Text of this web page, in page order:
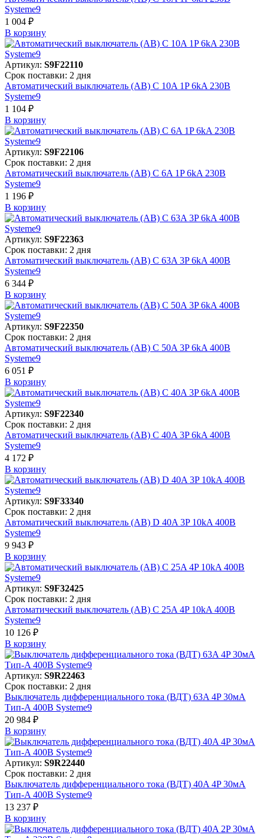
Systeme9
1 004 ₽
В корзинy
Артикул: S9F22110
Срок поставки: 2 дня
Автоматический выключатель (АВ) C 10A 1P 6kA 230В
Systeme9
1 104 ₽
В корзинy
Артикул: S9F22106
Срок поставки: 2 дня
Автоматический выключатель (АВ) C 6A 1P 6kA 230В
Systeme9
1 196 ₽
В корзинy
Артикул: S9F22363
Срок поставки: 2 дня
Автоматический выключатель (АВ) C 63A 3P 6kA 400В
Systeme9
6 344 ₽
В корзинy
Артикул: S9F22350
Срок поставки: 2 дня
Автоматический выключатель (АВ) C 50A 3P 6kA 400В
Systeme9
6 051 ₽
В корзинy
Артикул: S9F22340
Срок поставки: 2 дня
Автоматический выключатель (АВ) C 40A 3P 6kA 400В
Systeme9
4 172 ₽
В корзинy
Артикул: S9F33340
Срок поставки: 2 дня
Автоматический выключатель (АВ) D 40A 3P 10kA 400В
Systeme9
9 943 ₽
В корзинy
Артикул: S9F32425
Срок поставки: 2 дня
Автоматический выключатель (АВ) C 25A 4P 10kA 400В
Systeme9
10 126 ₽
В корзинy
Артикул: S9R22463
Срок поставки: 2 дня
Выключатель дифференциального тока (ВДТ) 63A 4P 30мА
Тип-A 400В Systeme9
20 984 ₽
В корзинy
Артикул: S9R22440
Срок поставки: 2 дня
Выключатель дифференциального тока (ВДТ) 40A 4P 30мА
Тип-A 400В Systeme9
13 237 ₽
В корзинy